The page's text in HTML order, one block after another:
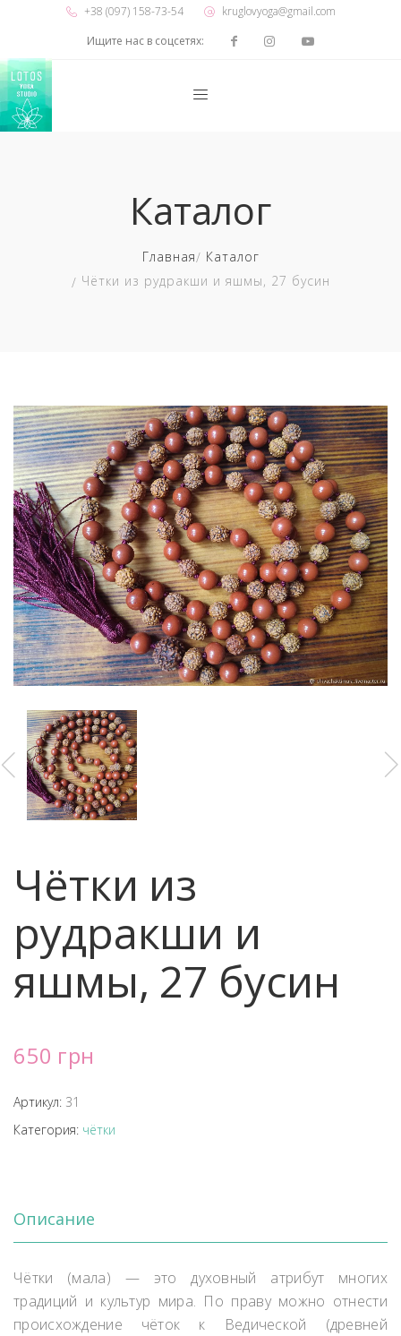
+38 (097) 158-73-54
kruglovyoga@gmail.com
Ищите нас в соцсетях:
Каталог
Главная
Каталог
Чётки из рудракши и яшмы, 27 бусин
Чётки из
рудракши и
яшмы, 27 бусин
650 грн
Артикул: 31
Категория: чётки
Описание
Чётки (мала) — это духовный атрибут многих
традиций и культур мира. По праву можно отнести
происхождение чёток к Ведической (древней